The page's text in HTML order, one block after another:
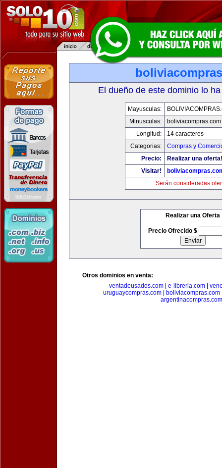
El dueño de este dominio lo
Mayusculas:
Minusculas:
boliviacompras.com
Longitud:
14 caracteres
Categorias:
Compras y
Precio:
Realizar una oferta!
Visitar!
Serán consideradas
Realizar una Oferta
Precio Ofrecido $
Otros dominios en venta:
ventadeusados.com| e-libreria.com|
uruguaycompras.com| boliviacompras.com
argentinacompras.com